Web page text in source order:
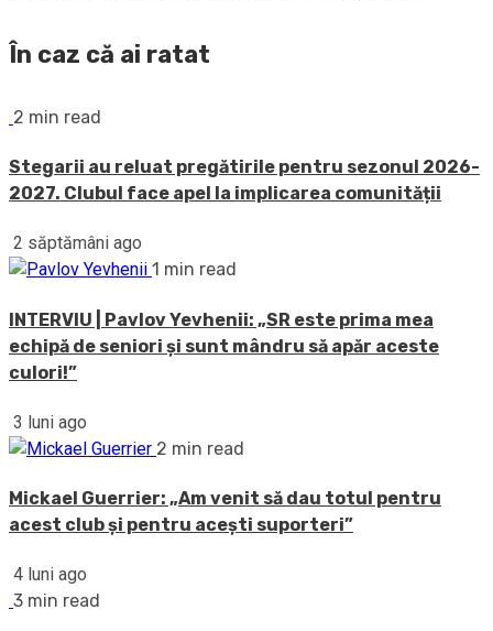
În caz că ai ratat
2 min read
Stegarii au reluat pregătirile pentru sezonul 2026-
2027. Clubul face apel la implicarea comunității
2 săptămâni ago
1 min read
INTERVIU | Pavlov Yevhenii: „SR este prima mea
echipă de seniori și sunt mândru să apăr aceste
culori!”
3 luni ago
2 min read
Mickael Guerrier: „Am venit să dau totul pentru
acest club și pentru acești suporteri”
4 luni ago
3 min read